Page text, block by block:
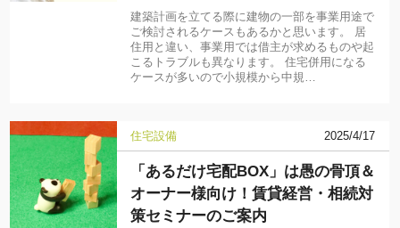
建築計画を立てる際に建物の一部を事業用途で
ご検討されるケースもあるかと思います。 居
住用と違い、事業用では借主が求めるものや起
こるトラブルも異なります。 住宅併用になる
ケースが多いので小規模から中規…
住宅設備 2025/4/17
「あるだけ宅配BOX」は愚の骨頂＆
オーナー様向け！賃貸経営・相続対
策セミナーのご案内